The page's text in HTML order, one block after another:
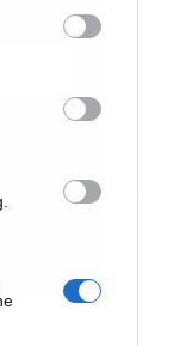
οίκων στις
το
δουλειές” της
σκέψεις για
στο
του 2026